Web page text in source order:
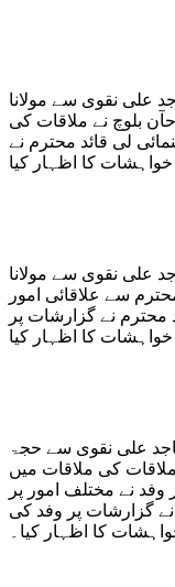
علی نقوی سے مولانا
بلوچ نے ملاقات کی
لی قائد محترم نے
کا اظہار کیا
علی نقوی سے مولانا
سے علاقائی امور
نے گزارشات پر
کا اظہار کیا
علی نقوی سے حجۃ
کی ملاقات میں
نے مختلف امور پر
گزارشات پر وفد کی
کا اظہار کیا۔